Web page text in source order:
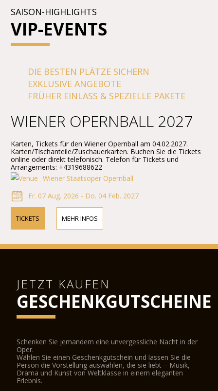
SAISON-HIGHLIGHTS
VIP-EVENTS
DIE BESTEN PLÄTZE SICHERN
EXKLUSIVE ANGEBOTE
FRÜHER EINLASS & SPEZIELLE PAKETE
WIENER OPERNBALL 2027
Karten, Tickets für den Wiener Opernball am 04.02.2027.
Karten/Tischanteile/Zuschauerkarten. Buchen Sie die Tickets
online oder direkt telefonisch. Telefon für Tickets und
Arrangements: +4319688622
Wiener Staatsoper Opernball
Fr. 07 Aug. 2026 - Do. 04 Feb. 2027
TICKETS MEHR INFOS
JETZT KAUFEN
GESCHENKGUTSCHEINE
Schenken Sie jemandem eine unvergessliche Nacht in der
Oper.
Wählen Sie einen Geschenkgutschein und lassen Sie die
Person die Vorstellung auswählen, die sie liebt – Musik,
Drama und Kunst von Weltklasse in einem eleganten
Erlebnis.